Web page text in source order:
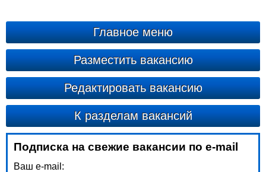
Главное меню
Разместить вакансию
Редактировать вакансию
К разделам вакансий
Подписка на свежие вакансии по e-mail
Ваш e-mail: